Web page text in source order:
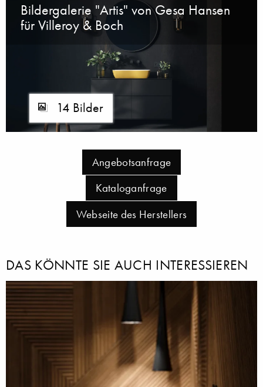
Bildergalerie "Artis" von Gesa Hansen
für Villeroy & Boch
14 Bilder
Angebotsanfrage
Kataloganfrage
Webseite des Herstellers
DAS KÖNNTE SIE AUCH INTERESSIEREN